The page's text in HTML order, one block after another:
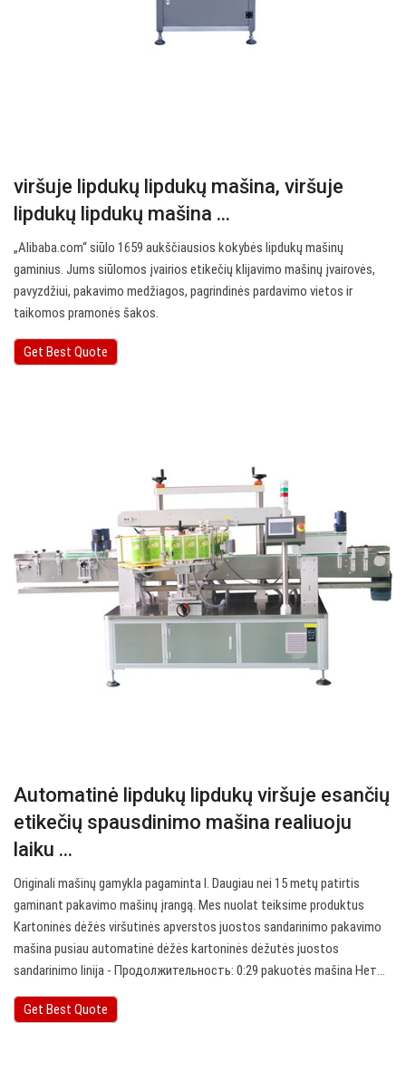
viršuje lipdukų lipdukų mašina, viršuje
lipdukų lipdukų mašina ...
„Alibaba.com“ siūlo 1659 aukščiausios kokybės lipdukų mašinų
gaminius. Jums siūlomos įvairios etikečių klijavimo mašinų įvairovės,
pavyzdžiui, pakavimo medžiagos, pagrindinės pardavimo vietos ir
taikomos pramonės šakos.
Get Best Quote
Automatinė lipdukų lipdukų viršuje esančių
etikečių spausdinimo mašina realiuoju
laiku ...
Originali mašinų gamykla pagaminta I. Daugiau nei 15 metų patirtis
gaminant pakavimo mašinų įrangą. Mes nuolat teiksime produktus
Kartoninės dėžės viršutinės apverstos juostos sandarinimo pakavimo
mašina pusiau automatinė dėžės kartoninės dėžutės juostos
sandarinimo linija - Продолжительность: 0:29 pakuotės mašina Нет…
Get Best Quote